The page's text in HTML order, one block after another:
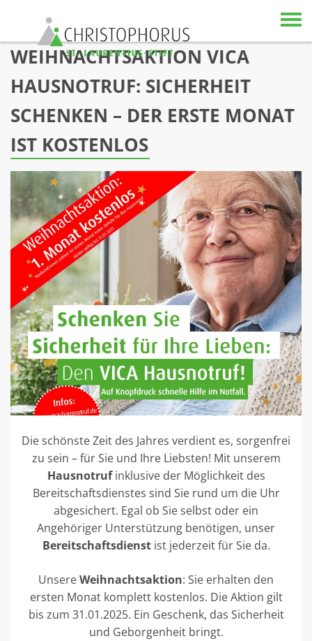
Skip to content
WEIHNACHTSAKTION VICA
HAUSNOTRUF: SICHERHEIT
SCHENKEN – DER ERSTE MONAT
IST KOSTENLOS
Die schönste Zeit des Jahres verdient es, sorgenfrei
zu sein – für Sie und Ihre Liebsten! Mit unserem
Hausnotrufinklusive der Möglichkeit des
Bereitschaftsdienstes sind Sie rund um die Uhr
abgesichert. Egal ob Sie selbst oder ein
Angehöriger Unterstützung benötigen, unser
Bereitschaftsdienstist jederzeit für Sie da.
UnsereWeihnachtsaktion: Sie erhalten den
ersten Monat komplett kostenlos. Die Aktion gilt
bis zum 31.01.2025. Ein Geschenk, das Sicherheit
und Geborgenheit bringt.